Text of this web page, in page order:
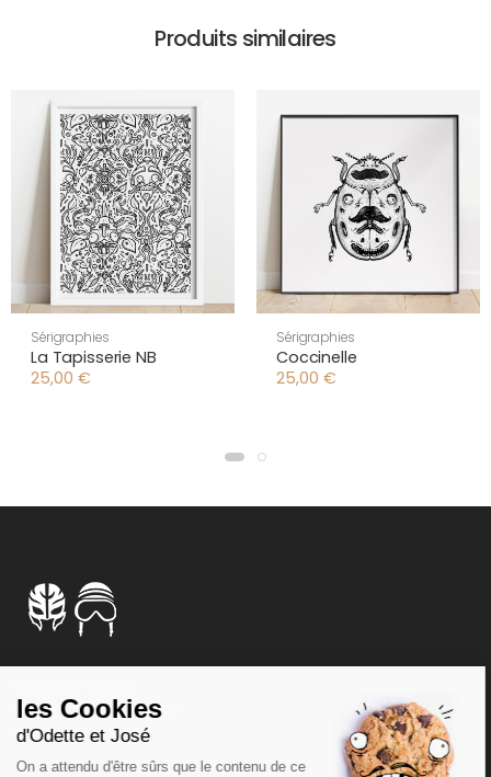
Produits similaires
Sérigraphies
La Tapisserie NB
25,00 €
Sérigraphies
Coccinelle
25,00 €
Affiches et sérigraphies
Chimères